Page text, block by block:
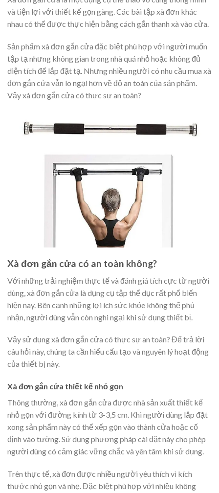
và tiện lợi với thiết kế gọn gàng. Các bài tập xà đơn khác
nhau có thể được thực hiện bằng cách gắn thanh xà vào cửa.
Sản phẩm xà đơn gắn cửa đặc biệt phù hợp với người muốn
tập tạ nhưng không gian trong nhà quá nhỏ hoặc không đủ
diện tích để lắp đặt tạ. Nhưng nhiều người có nhu cầu mua xà
đơn gắn cửa vẫn lo ngại hơn về độ an toàn của sản phẩm.
Vậy xà đơn gắn cửa có thực sự an toàn?
Xà đơn gắn cửa có an toàn không?
Với những trải nghiệm thực tế và đánh giá tích cực từ người
dùng, xà đơn gắn cửa là dụng cụ tập thể dục rất phổ biến
hiện nay. Bên cạnh những lợi ích sức khỏe không thể phủ
nhận, người dùng vẫn còn nghi ngại khi sử dụng thiết bị.
Vậy sử dụng xà đơn gắn cửa có thực sự an toàn? Để trả lời
câu hỏi này, chúng ta cần hiểu cấu tạo và nguyên lý hoạt động
của thiết bị này.
Xà đơn gắn cửa thiết kế nhỏ gọn
Thông thường, xà đơn gắn cửa được nhà sản xuất thiết kế
nhỏ gọn với đường kính từ 3-3,5 cm. Khi người dùng lắp đặt
xong sản phẩm này có thể xếp gọn vào thành cửa hoặc cố
định vào tường. Sử dụng phương pháp cài đặt này cho phép
người dùng có cảm giác vững chắc và yên tâm khi sử dụng.
Trên thực tế, xà đơn được nhiều người yêu thích vì kích
thước nhỏ gọn và nhẹ. Đặc biệt phù hợp với nhiều không